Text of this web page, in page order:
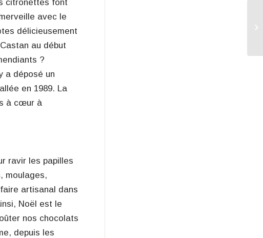
citronettes font
avec le
délicieusement
au début
?
a déposé un
en 1989. La
à cœur à
ravir les papilles
moulages,
artisanal dans
Noël est le
nos chocolats
depuis les